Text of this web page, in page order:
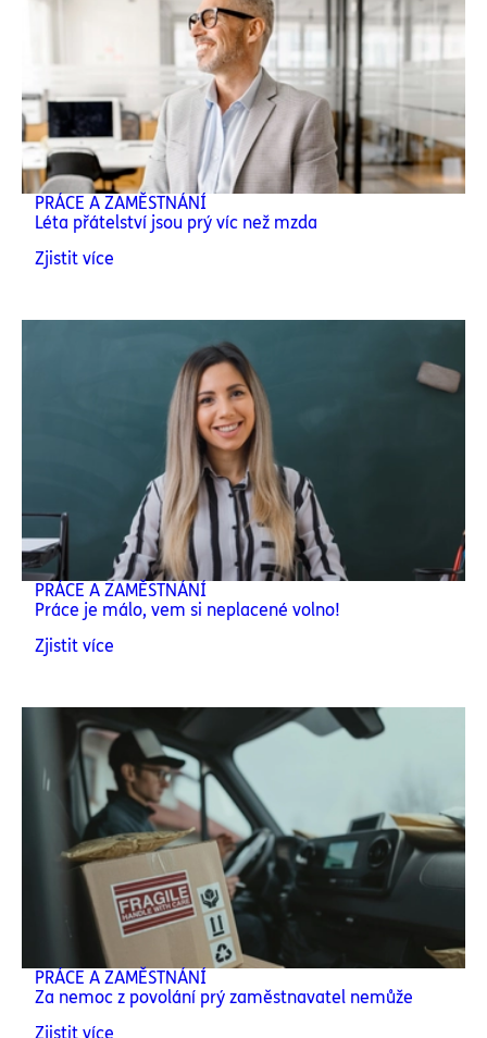
PRÁCE A ZAMĚSTNÁNÍ
Léta přátelství jsou prý víc než mzda
Zjistit více
PRÁCE A ZAMĚSTNÁNÍ
Práce je málo, vem si neplacené volno!
Zjistit více
PRÁCE A ZAMĚSTNÁNÍ
Za nemoc z povolání prý zaměstnavatel nemůže
Zjistit více